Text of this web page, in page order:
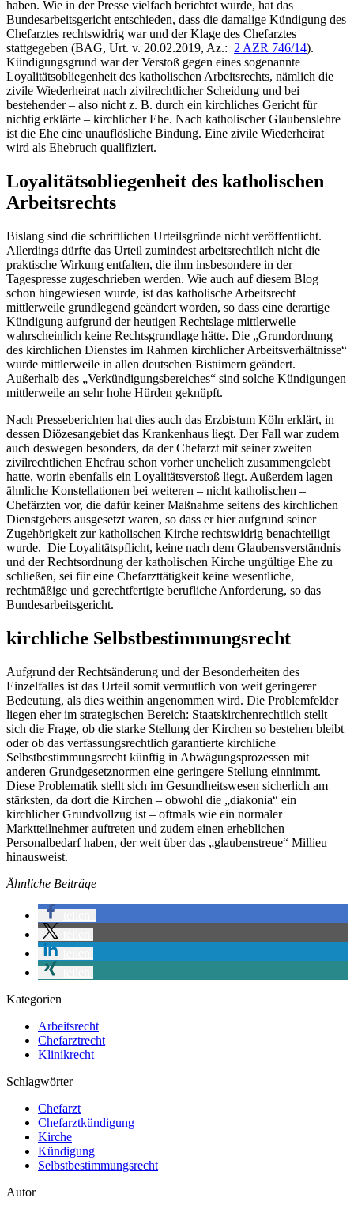
haben. Wie in der Presse vielfach berichtet wurde, hat das
Bundesarbeitsgericht entschieden, dass die damalige Kündigung des
Chefarztes rechtswidrig war und der Klage des Chefarztes
stattgegeben (BAG, Urt. v. 20.02.2019, Az.: 2 AZR 746/14).
Kündigungsgrund war der Verstoß gegen eines sogenannte
Loyalitätsobliegenheit des katholischen Arbeitsrechts, nämlich die
zivile Wiederheirat nach zivilrechtlicher Scheidung und bei
bestehender – also nicht z. B. durch ein kirchliches Gericht für
nichtig erklärte – kirchlicher Ehe. Nach katholischer Glaubenslehre
ist die Ehe eine unauflösliche Bindung. Eine zivile Wiederheirat
wird als Ehebruch qualifiziert.
Loyalitätsobliegenheit des katholischen
Arbeitsrechts
Bislang sind die schriftlichen Urteilsgründe nicht veröffentlicht.
Allerdings dürfte das Urteil zumindest arbeitsrechtlich nicht die
praktische Wirkung entfalten, die ihm insbesondere in der
Tagespresse zugeschrieben werden. Wie auch auf diesem Blog
schon hingewiesen wurde, ist das katholische Arbeitsrecht
mittlerweile grundlegend geändert worden, so dass eine derartige
Kündigung aufgrund der heutigen Rechtslage mittlerweile
wahrscheinlich keine Rechtsgrundlage hätte. Die „Grundordnung
des kirchlichen Dienstes im Rahmen kirchlicher Arbeitsverhältnisse“
wurde mittlerweile in allen deutschen Bistümern geändert.
Außerhalb des „Verkündigungsbereiches“ sind solche Kündigungen
mittlerweile an sehr hohe Hürden geknüpft.
Nach Presseberichten hat dies auch das Erzbistum Köln erklärt, in
dessen Diözesangebiet das Krankenhaus liegt. Der Fall war zudem
auch deswegen besonders, da der Chefarzt mit seiner zweiten
zivilrechtlichen Ehefrau schon vorher unehelich zusammengelebt
hatte, worin ebenfalls ein Loyalitätsverstoß liegt. Außerdem lagen
ähnliche Konstellationen bei weiteren – nicht katholischen –
Chefärzten vor, die dafür keiner Maßnahme seitens des kirchlichen
Dienstgebers ausgesetzt waren, so dass er hier aufgrund seiner
Zugehörigkeit zur katholischen Kirche rechtswidrig benachteiligt
wurde. Die Loyalitätspflicht, keine nach dem Glaubensverständnis
und der Rechtsordnung der katholischen Kirche ungültige Ehe zu
schließen, sei für eine Chefarzttätigkeit keine wesentliche,
rechtmäßige und gerechtfertigte berufliche Anforderung, so das
Bundesarbeitsgericht.
kirchliche Selbstbestimmungsrecht
Aufgrund der Rechtsänderung und der Besonderheiten des
Einzelfalles ist das Urteil somit vermutlich von weit geringerer
Bedeutung, als dies weithin angenommen wird. Die Problemfelder
liegen eher im strategischen Bereich: Staatskirchenrechtlich stellt
sich die Frage, ob die starke Stellung der Kirchen so bestehen bleibt
oder ob das verfassungsrechtlich garantierte kirchliche
Selbstbestimmungsrecht künftig in Abwägungsprozessen mit
anderen Grundgesetznormen eine geringere Stellung einnimmt.
Diese Problematik stellt sich im Gesundheitswesen sicherlich am
stärksten, da dort die Kirchen – obwohl die „diakonia“ ein
kirchlicher Grundvollzug ist – oftmals wie ein normaler
Marktteilnehmer auftreten und zudem einen erheblichen
Personalbedarf haben, der weit über das „glaubenstreue“ Millieu
hinausweist.
Ähnliche Beiträge
Kategorien
Arbeitsrecht
Chefarztrecht
Klinikrecht
Schlagwörter
Chefarzt
Chefarztkündigung
Kirche
Kündigung
Selbstbestimmungsrecht
Autor